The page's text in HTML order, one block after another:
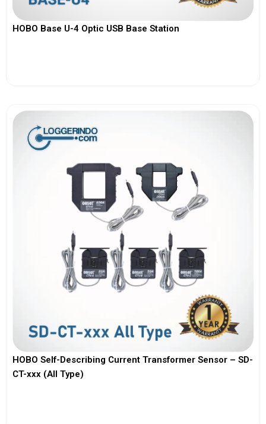
HOBO Base U-4 Optic USB Base Station
HOBO Self-Describing Current Transformer Sensor – SD-
CT-xxx (All Type)